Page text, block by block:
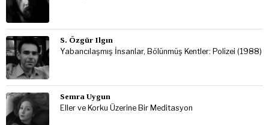
S. Özgür Ilgın
Yabancılaşmış İnsanlar, Bölünmüş Kentler: Polizei (1988)
Semra Uygun
Eller ve Korku Üzerine Bir Meditasyon